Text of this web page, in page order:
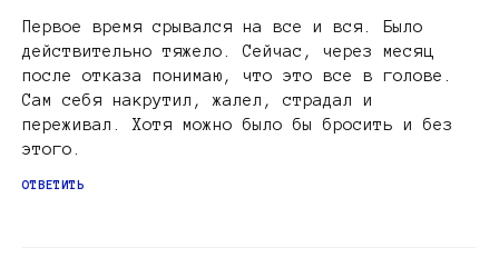
Первое время срывался на все и вся. Было
действительно тяжело. Сейчас, через месяц
после отказа понимаю, что это все в голове.
Сам себя накрутил, жалел, страдал и
переживал. Хотя можно было бы бросить и без
этого.
ОТВЕТИТЬ